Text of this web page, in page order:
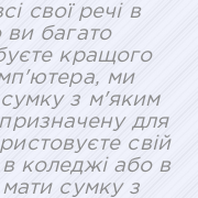
свої речі в
ви багато
кращого
ми
з м'яким
для
свій
коледжі або в
мати сумку з